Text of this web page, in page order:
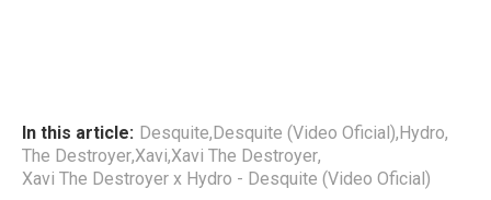
In this article: Desquite,Desquite (Video Oficial),Hydro,
The Destroyer,Xavi,Xavi The Destroyer,
Xavi The Destroyer x Hydro - Desquite (Video Oficial)